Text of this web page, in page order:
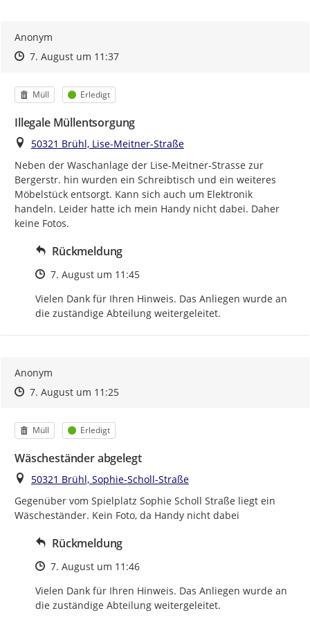
Anonym
Zeitpunkt des Erstellens
Zeitpunkt des Erstellens
7. August um 11:37Zur Äußerung
Kategorie
Müll Status
Erledigt
Illegale Müllentsorgung
Ort
50321 Brühl, Lise-Meitner-Straße
Neben der Waschanlage der Lise-Meitner-Strasse zur
Bergerstr. hin wurden ein Schreibtisch und ein weiteres
Möbelstück entsorgt. Kann sich auch um Elektronik
handeln. Leider hatte ich mein Handy nicht dabei. Daher
keine Fotos.
Rückmeldung
Zeitpunkt des Erstellens
7. August um 11:45
Vielen Dank für Ihren Hinweis. Das Anliegen wurde an
die zuständige Abteilung weitergeleitet.
Anonym
Zeitpunkt des Erstellens
Zeitpunkt des Erstellens
7. August um 11:25Zur Äußerung
Kategorie
Müll Status
Erledigt
Wäscheständer abgelegt
Ort
50321 Brühl, Sophie-Scholl-Straße
Gegenüber vom Spielplatz Sophie Scholl Straße liegt ein
Wäscheständer. Kein Foto, da Handy nicht dabei
Rückmeldung
Zeitpunkt des Erstellens
7. August um 11:46
Vielen Dank für Ihren Hinweis. Das Anliegen wurde an
die zuständige Abteilung weitergeleitet.